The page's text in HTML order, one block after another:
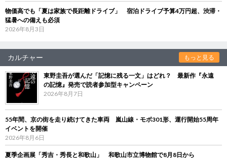
物価高でも「夏は家族で長距離ドライブ」 宿泊ドライブ予算4万円超、渋滞・
猛暑への備えも必須
2026年8月3日
カルチャー もっと見る
東野圭吾が選んだ「記憶に残る一文」はどれ？ 最新作『永遠
の記憶』発売で読者参加型キャンペーン
2026年8月7日
55年間、京の街を走り続けてきた車両 嵐山線・モボ301形、運行開始55周年
イベントを開催
2026年8月6日
夏季企画展「秀吉・秀長と和歌山」 和歌山市立博物館で8月8日から